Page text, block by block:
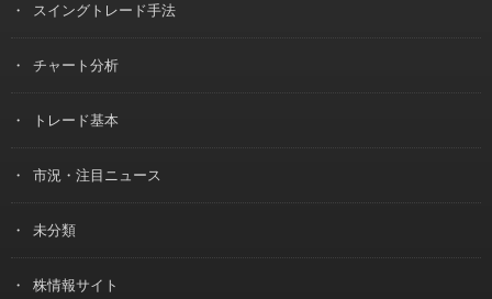
スイングトレード手法
チャート分析
トレード基本
市況・注目ニュース
未分類
株情報サイト